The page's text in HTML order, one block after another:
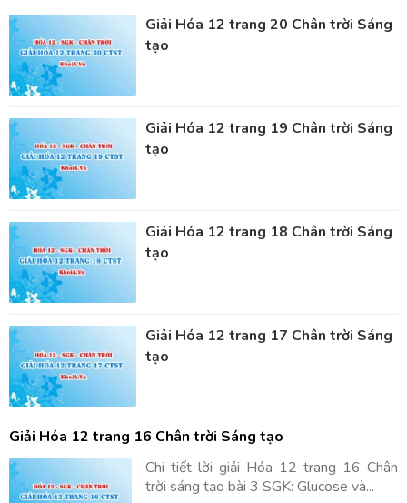
Giải Hóa 12 trang 20 Chân trời Sáng
tạo
Giải Hóa 12 trang 19 Chân trời Sáng
tạo
Giải Hóa 12 trang 18 Chân trời Sáng
tạo
Giải Hóa 12 trang 17 Chân trời Sáng
tạo
Giải Hóa 12 trang 16 Chân trời Sáng tạo
Chi tiết lời giải Hóa 12 trang 16 Chân
trời sáng tạo bài 3 SGK: Glucose và...